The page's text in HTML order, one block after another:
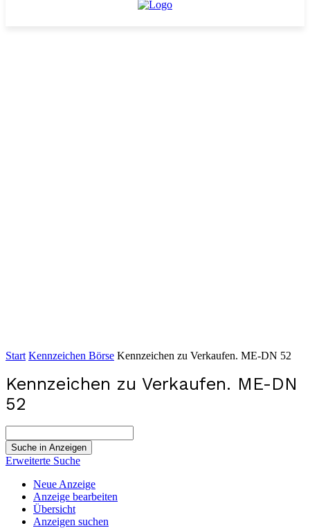
Start Kennzeichen Börse Kennzeichen zu Verkaufen. ME-DN 52
Kennzeichen zu Verkaufen. ME-DN
52
nach:
Erweiterte Suche
Neue Anzeige
Anzeige bearbeiten
Übersicht
Anzeigen suchen